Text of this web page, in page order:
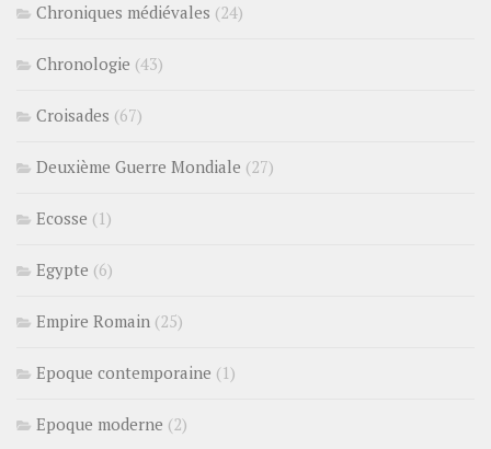
Chroniques médiévales (24)
Chronologie (43)
Croisades (67)
Deuxième Guerre Mondiale (27)
Ecosse (1)
Egypte (6)
Empire Romain (25)
Epoque contemporaine (1)
Epoque moderne (2)